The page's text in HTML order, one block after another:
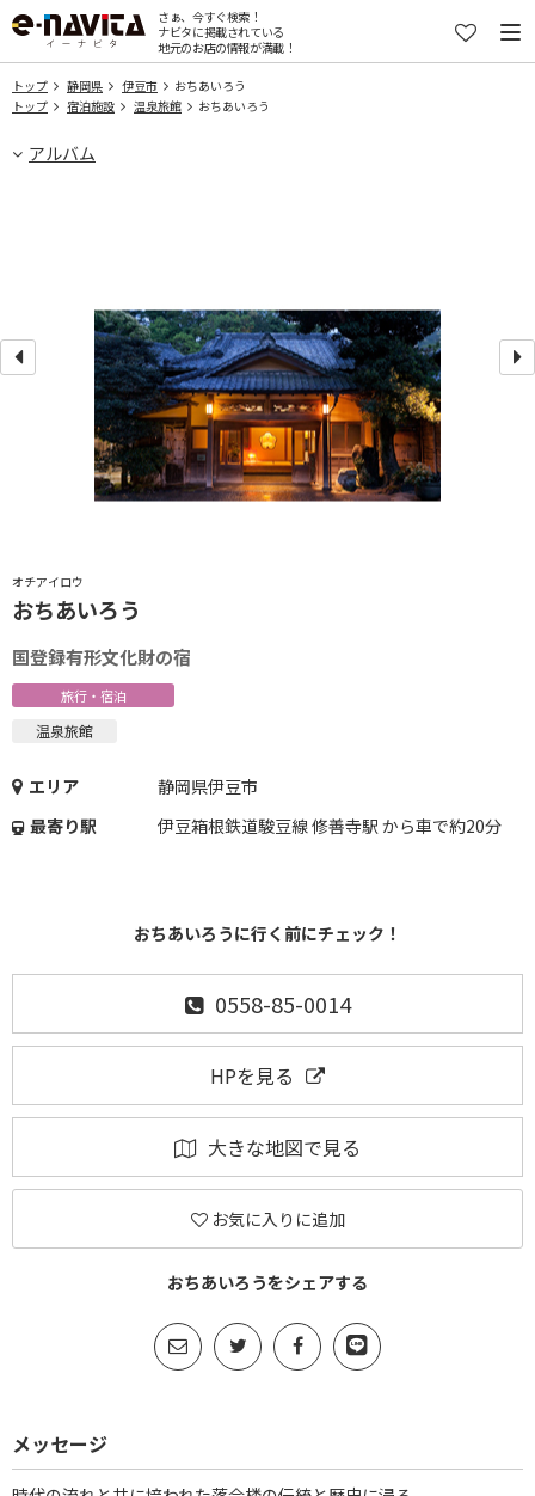
さぁ、今すぐ検索！
ナビタに掲載されている
地元のお店の情報が満載！
トップ 静岡県 伊豆市
おちあいろう
トップ
宿泊施設 温泉旅館 おちあいろう
アルバム
オチアイロウ
おちあいろう
国登録有形文化財の宿
旅行・宿泊
温泉旅館
エリア
静岡県伊豆市
最寄り駅
伊豆箱根鉄道駿豆線 修善寺駅 から車で約20分
おちあいろうに行く前にチェック！
0558-85-0014
HPを見る
大きな地図で見る
お気に入りに追加
おちあいろうをシェアする
メッセージ